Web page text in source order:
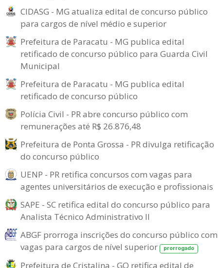
CIDASG - MG atualiza edital de concurso público
para cargos de nível médio e superior
Prefeitura de Paracatu - MG publica edital
retificado de concurso público para Guarda Civil
Municipal
Prefeitura de Paracatu - MG publica edital
retificado de concurso público
Polícia Civil - PR abre concurso público com
remunerações até R$ 26.876,48
Prefeitura de Ponta Grossa - PR divulga retificação
do concurso público
UENP - PR retifica concursos com vagas para
agentes universitários de execução e profissionais
SAPE - SC retifica edital do concurso público para
Analista Técnico Administrativo II
ABGF prorroga inscrições do concurso público com
vagas para cargos de nível superior
prorrogado
Prefeitura de Cristalina - GO retifica edital de